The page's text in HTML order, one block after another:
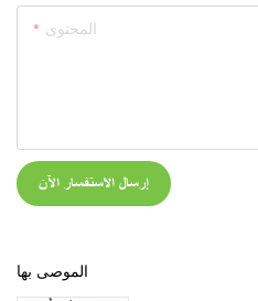
المحتوى
إرسال الاستفسار الآن
الموصى بها